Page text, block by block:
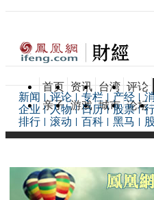
首页 资讯 台湾 评论
亲子 游戏 城市 论坛
新闻 评论 专栏 产经
企业
人物 日历 股票
排行
滚动 百科 黑马